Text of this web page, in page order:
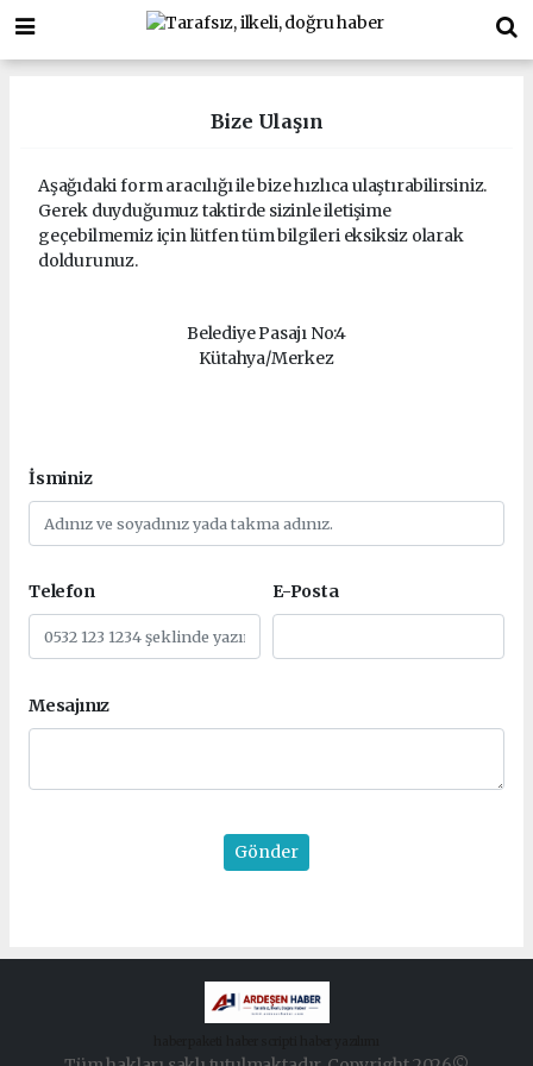
Bize Ulaşın
Aşağıdaki form aracılığı ile bize hızlıca ulaştırabilirsiniz.
Gerek duyduğumuz taktirde sizinle iletişime
geçebilmemiz için lütfen tüm bilgileri eksiksiz olarak
doldurunuz.
Belediye Pasajı No:4
Kütahya/Merkez
İsminiz
Telefon E-Posta
Mesajınız
Gönder